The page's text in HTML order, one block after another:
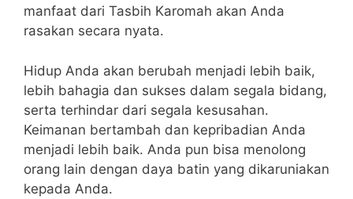
manfaat dari Tasbih Karomah akan Anda
rasakan secara nyata.
Hidup Anda akan berubah menjadi lebih baik,
lebih bahagia dan sukses dalam segala bidang,
serta terhindar dari segala kesusahan.
Keimanan bertambah dan kepribadian Anda
menjadi lebih baik. Anda pun bisa menolong
orang lain dengan daya batin yang dikaruniakan
kepada Anda.